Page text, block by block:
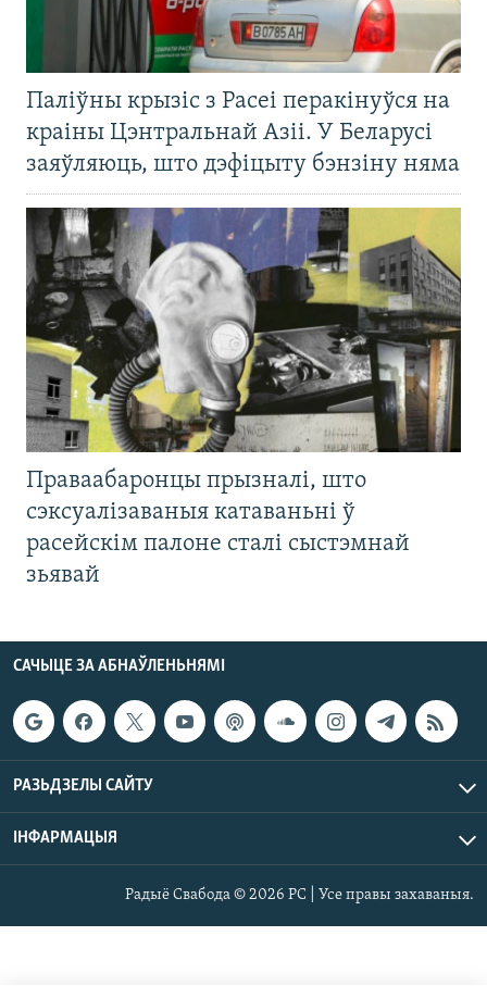
Паліўны крызіс з Расеі перакінуўся на
краіны Цэнтральнай Азіі. У Беларусі
заяўляюць, што дэфіцыту бэнзіну няма
Праваабаронцы прызналі, што
сэксуалізаваныя катаваньні ў
расейскім палоне сталі сыстэмнай
зьявай
САЧЫЦЕ ЗА АБНАЎЛЕНЬНЯМІ
РАЗЬДЗЕЛЫ САЙТУ
ІНФАРМАЦЫЯ
Радыё Свабода © 2026 РС | Усе правы захаваныя.